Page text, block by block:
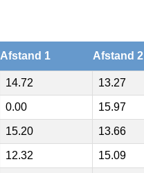
Afstand 1 Afstand 2
14.72 13.27
0.00 15.97
15.20 13.66
12.32 15.09